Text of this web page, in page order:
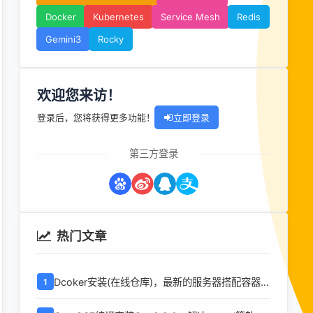
Docker Kubernetes Service Mesh
Redis
Gemini3
Rocky
欢迎您来访！
登录后，您将获得更多功能！ 立即登录
第三方登录
热门文章
1
Dcoker安装(在线仓库)，最新的服务器搭配容器使